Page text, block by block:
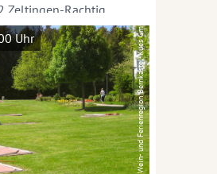
Zeltingen-Rachtig
Wein- und Ferienregion Bernkastel-Kues GmbH
Uhr